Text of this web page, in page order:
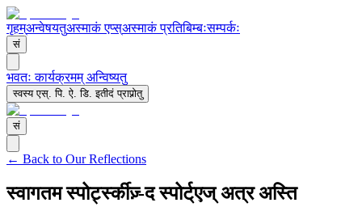
गृहम्अन्वेषयतुअस्माकं एप्स्अस्माकं प्रतिबिम्बःसम्पर्कः
सं
भवतः कार्यक्रमम् अन्विष्यतु
स्वस्य एस्. पि. ऐ. डि. इतीदं प्राप्नोतु
सं
← Back to Our Reflections
स्वागतम स्पोर्ट्स्कीज़्-द स्पोर्ट्एज् अत्र अस्ति